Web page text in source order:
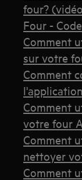
four?
Four -
Comment
sur votre
Comment
l'application
Comment
votre four
Comment
nettoyer
Comment